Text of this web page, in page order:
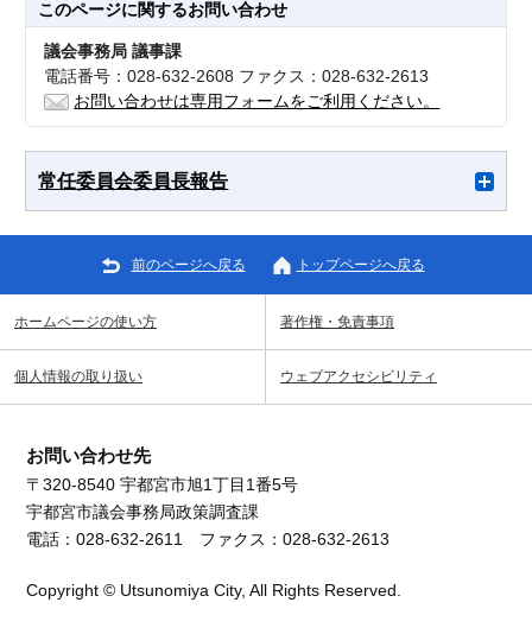
このページに関するお問い合わせ
議会事務局 議事課
電話番号：028-632-2608 ファクス：028-632-2613
お問い合わせは専用フォームをご利用ください。
常任委員会委員長報告
前のページへ戻る トップページへ戻る
ホームページの使い方 著作権・免責事項
個人情報の取り扱い ウェブアクセシビリティ
お問い合わせ先
〒320-8540 宇都宮市旭1丁目1番5号
宇都宮市議会事務局政策調査課
電話：028-632-2611 ファクス：028-632-2613
Copyright © Utsunomiya City, All Rights Reserved.